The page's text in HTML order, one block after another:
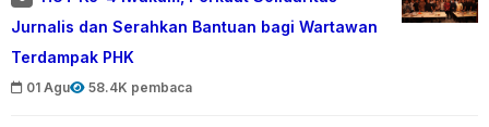
Jurnalis dan Serahkan Bantuan bagi Wartawan
Terdampak PHK
01 Agu 58.4K pembaca